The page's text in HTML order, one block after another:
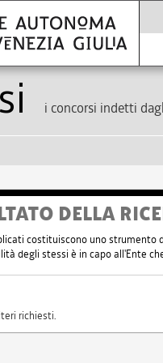
i concorsi indetti
DELLA
costituiscono uno strumento
degli stessi è in capo all'Ente
richiesti.